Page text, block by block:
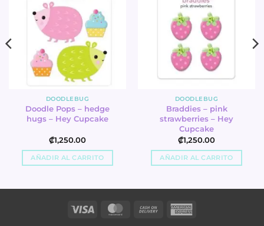
DOODLEBUG
Doodle Pops – hedge
hugs – Hey Cupcake
₡1,250.00
AÑADIR AL CARRITO
DOODLEBUG
Braddies – pink
strawberries – Hey
Cupcake
₡1,250.00
AÑADIR AL CARRITO
Visa MasterCard
Cash